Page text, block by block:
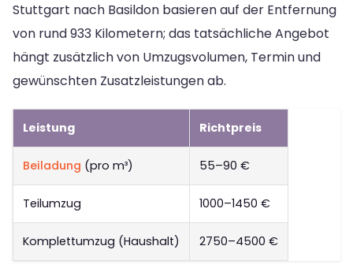
Stuttgart nach Basildon basieren auf der Entfernung
von rund 933 Kilometern; das tatsächliche Angebot
hängt zusätzlich von Umzugsvolumen, Termin und
gewünschten Zusatzleistungen ab.
Leistung Richtpreis
Beiladung (pro m³) 55–90 €
Teilumzug 1000–1450 €
Komplettumzug (Haushalt) 2750–4500 €